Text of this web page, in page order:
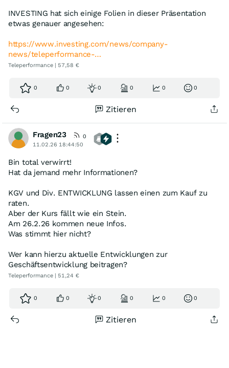
INVESTING hat sich einige Folien in dieser Präsentation
etwas genauer angesehen:
https://www.investing.com/news/company-
news/teleperformance-…
Teleperformance | 57,58 €
0 0 0 0 0 0
Zitieren
Fragen23
0
11.02.26 18:44:50
Bin total verwirrt!
Hat da jemand mehr Informationen?
KGV und Div. ENTWICKLUNG lassen einen zum Kauf zu
raten.
Aber der Kurs fällt wie ein Stein.
Am 26.2.26 kommen neue Infos.
Was stimmt hier nicht?
Wer kann hierzu aktuelle Entwicklungen zur
Geschäftsentwicklung beitragen?
Teleperformance | 51,24 €
0 0 0 0 0 0
Zitieren